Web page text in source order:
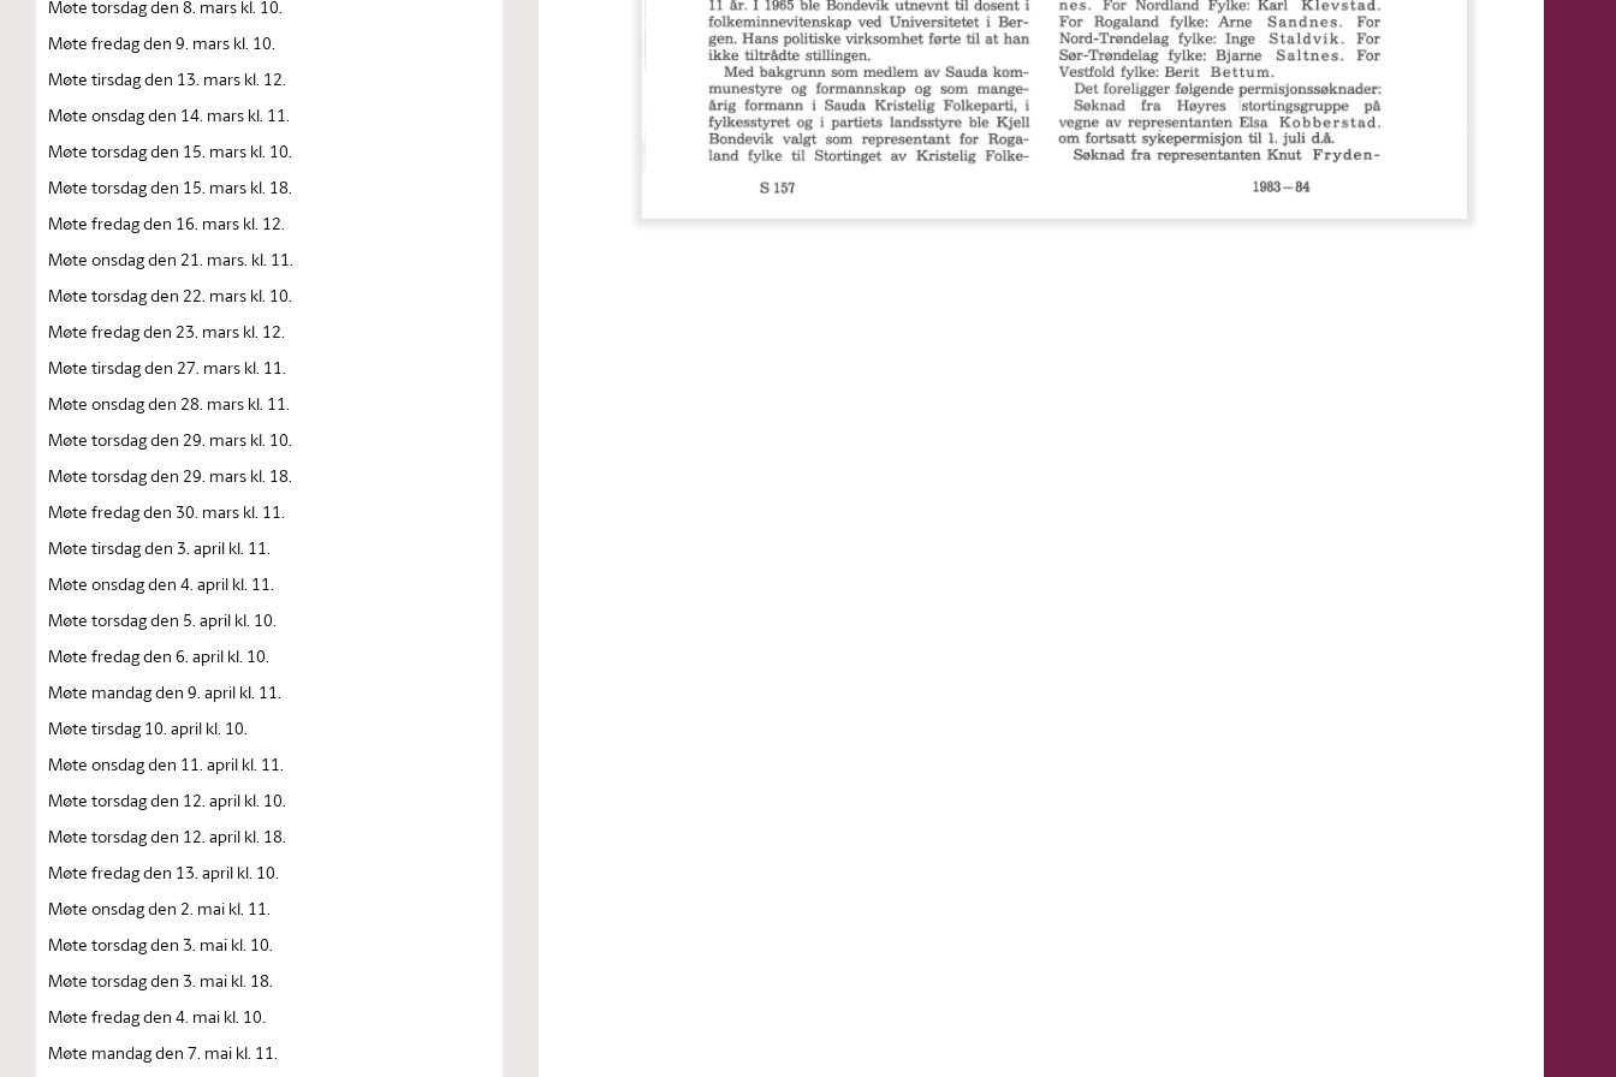
Møte torsdag den 8. mars kl. 10.
Møte fredag den 9. mars kl. 10.
Møte tirsdag den 13. mars kl. 12.
Møte onsdag den 14. mars kl. 11.
Møte torsdag den 15. mars kl. 10.
Møte torsdag den 15. mars kl. 18.
Møte fredag den 16. mars kl. 12.
Møte onsdag den 21. mars. kl. 11.
Møte torsdag den 22. mars kl. 10.
Møte fredag den 23. mars kl. 12.
Møte tirsdag den 27. mars kl. 11.
Møte onsdag den 28. mars kl. 11.
Møte torsdag den 29. mars kl. 10.
Møte torsdag den 29. mars kl. 18.
Møte fredag den 30. mars kl. 11.
Møte tirsdag den 3. april kl. 11.
Møte onsdag den 4. april kl. 11.
Møte torsdag den 5. april kl. 10.
Møte fredag den 6. april kl. 10.
Møte mandag den 9. april kl. 11.
Møte tirsdag 10. april kl. 10.
Møte onsdag den 11. april kl. 11.
Møte torsdag den 12. april kl. 10.
Møte torsdag den 12. april kl. 18.
Møte fredag den 13. april kl. 10.
Møte onsdag den 2. mai kl. 11.
Møte torsdag den 3. mai kl. 10.
Møte torsdag den 3. mai kl. 18.
Møte fredag den 4. mai kl. 10.
Møte mandag den 7. mai kl. 11.